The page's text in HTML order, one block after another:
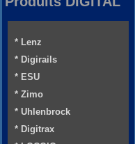
* Lenz
* Digirails
* ESU
* Zimo
* Uhlenbrock
* Digitrax